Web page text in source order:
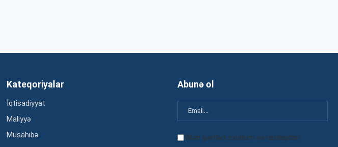
Kateqoriyalar
İqtisadiyyat
Maliyyə
Müsahibə
Abunə ol
Mən şərtləri oxudum və razılaşdım